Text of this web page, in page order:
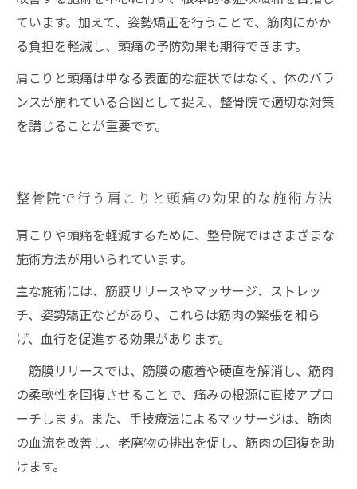
ています。加えて、姿勢矯正を行うことで、筋肉にかか
る負担を軽減し、頭痛の予防効果も期待できます。
肩こりと頭痛は単なる表面的な症状ではなく、体のバラ
ンスが崩れている合図として捉え、整骨院で適切な対策
を講じることが重要です。
整骨院で行う肩こりと頭痛の効果的な施術方法
肩こりや頭痛を軽減するために、整骨院ではさまざまな
施術方法が用いられています。
主な施術には、筋膜リリースやマッサージ、ストレッ
チ、姿勢矯正などがあり、これらは筋肉の緊張を和ら
げ、血行を促進する効果があります。
筋膜リリースでは、筋膜の癒着や硬直を解消し、筋肉
の柔軟性を回復させることで、痛みの根源に直接アプロ
ーチします。また、手技療法によるマッサージは、筋肉
の血流を改善し、老廃物の排出を促し、筋肉の回復を助
けます。